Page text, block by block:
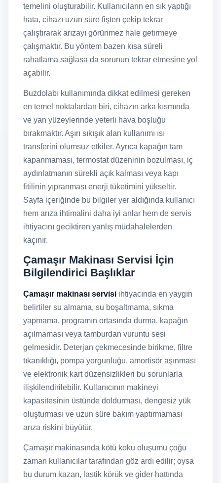
temelini oluşturabilir. Kullanıcıların en sık yaptığı
hata, cihazı uzun süre fişten çekip tekrar
çalıştırarak arızayı görünmez hale getirmeye
çalışmaktır. Bu yöntem bazen kısa süreli
rahatlama sağlasa da sorunun tekrar etmesine yol
açabilir.
Buzdolabı kullanımında dikkat edilmesi gereken
en temel noktalardan biri, cihazın arka kısmında
ve yan yüzeylerinde yeterli hava boşluğu
bırakmaktır. Aşırı sıkışık alan kullanımı ısı
transferini olumsuz etkiler. Ayrıca kapağın tam
kapanmaması, termostat düzeninin bozulması, iç
aydınlatmanın sürekli açık kalması veya kapı
fitilinin yıpranması enerji tüketimini yükseltir.
Sayfa içeriğinde bu bilgiler yer aldığında kullanıcı
hem arıza ihtimalini daha iyi anlar hem de servis
ihtiyacını geciktiren yanlış müdahalelerden
kaçınır.
Çamaşır Makinası Servisi İçin
Bilgilendirici Başlıklar
Çamaşır makinası servisi ihtiyacında en yaygın
belirtiler su almama, su boşaltmama, sıkma
yapmama, programın ortasında durma, kapağın
açılmaması veya tamburdan vuruntu sesi
gelmesidir. Deterjan çekmecesinde birikme, filtre
tıkanıklığı, pompa yorgunluğu, amortisör aşınması
ve elektronik kart düzensizlikleri bu sorunlarla
ilişkilendirilebilir. Kullanıcının makineyi
kapasitesinin üstünde doldurması, dengesiz yük
oluşturması ve uzun süre bakım yaptırmaması
arıza riskini büyütür.
Çamaşır makinasında kötü koku oluşumu çoğu
zaman kullanıcılar tarafından göz ardı edilir; oysa
bu durum kazan, lastik körük ve gider hattında